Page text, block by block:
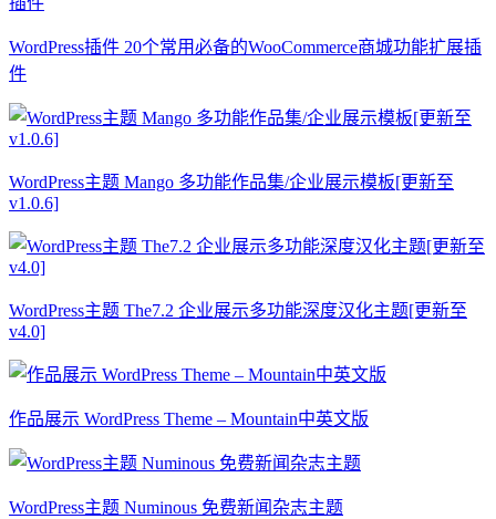
WordPress插件 20个常用必备的WooCommerce商城功能扩展插
件
WordPress主题 Mango 多功能作品集/企业展示模板[更新至
v1.0.6]
WordPress主题 The7.2 企业展示多功能深度汉化主题[更新至
v4.0]
作品展示 WordPress Theme – Mountain中英文版
WordPress主题 Numinous 免费新闻杂志主题